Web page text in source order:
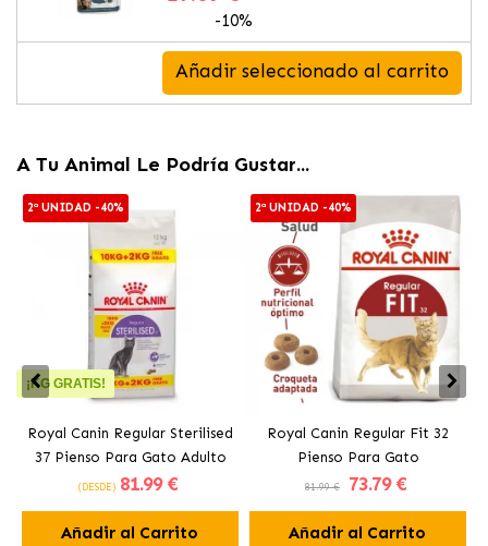
-10%
Añadir seleccionado al carrito
A Tu Animal Le Podría Gustar...
2ª UNIDAD -40%
¡KG GRATIS!
Royal Canin Regular Sterilised
37 Pienso Para Gato Adulto
Esterilizado
(DESDE) 81.99 €
Añadir al Carrito
2ª UNIDAD -40%
Royal Canin Regular Fit 32
Pienso Para Gato
81.99 € 73.79 €
Añadir al Carrito